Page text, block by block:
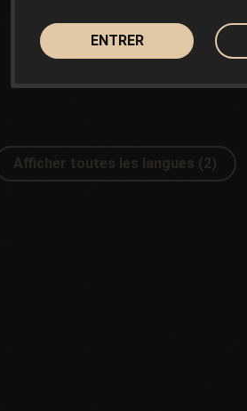
Afficher toutes les langues (2)
ENTRER